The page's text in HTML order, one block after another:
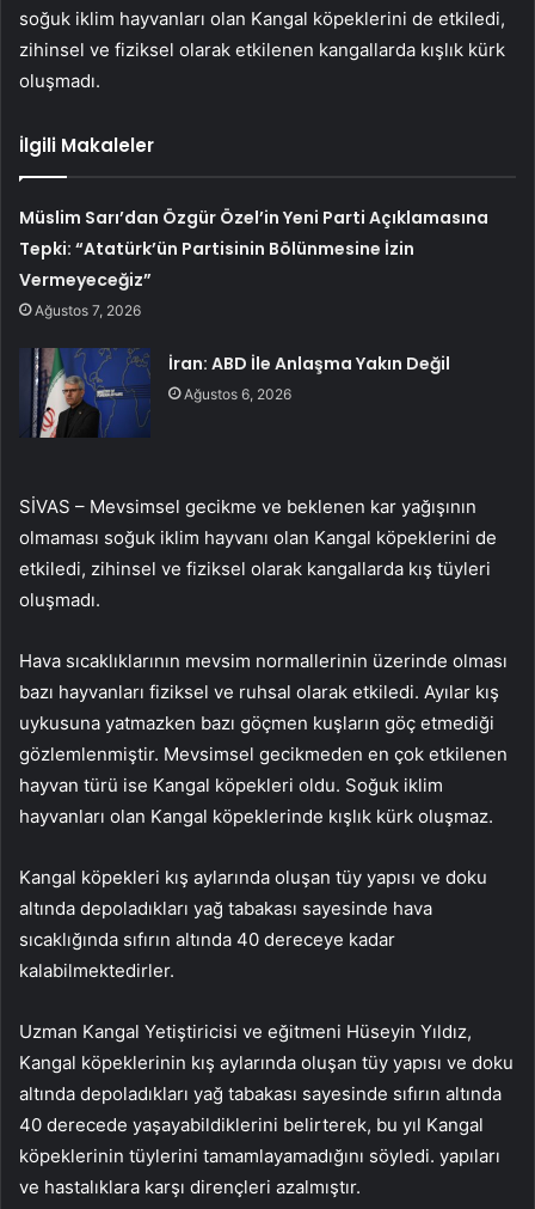
soğuk iklim hayvanları olan Kangal köpeklerini de etkiledi,
zihinsel ve fiziksel olarak etkilenen kangallarda kışlık kürk
oluşmadı.
İlgili Makaleler
Müslim Sarı’dan Özgür Özel’in Yeni Parti Açıklamasına
Tepki: “Atatürk’ün Partisinin Bölünmesine İzin
Vermeyeceğiz”
Ağustos 7, 2026
İran: ABD İle Anlaşma Yakın Değil
Ağustos 6, 2026
SİVAS – Mevsimsel gecikme ve beklenen kar yağışının
olmaması soğuk iklim hayvanı olan Kangal köpeklerini de
etkiledi, zihinsel ve fiziksel olarak kangallarda kış tüyleri
oluşmadı.
Hava sıcaklıklarının mevsim normallerinin üzerinde olması
bazı hayvanları fiziksel ve ruhsal olarak etkiledi. Ayılar kış
uykusuna yatmazken bazı göçmen kuşların göç etmediği
gözlemlenmiştir. Mevsimsel gecikmeden en çok etkilenen
hayvan türü ise Kangal köpekleri oldu. Soğuk iklim
hayvanları olan Kangal köpeklerinde kışlık kürk oluşmaz.
Kangal köpekleri kış aylarında oluşan tüy yapısı ve doku
altında depoladıkları yağ tabakası sayesinde hava
sıcaklığında sıfırın altında 40 dereceye kadar
kalabilmektedirler.
Uzman Kangal Yetiştiricisi ve eğitmeni Hüseyin Yıldız,
Kangal köpeklerinin kış aylarında oluşan tüy yapısı ve doku
altında depoladıkları yağ tabakası sayesinde sıfırın altında
40 derecede yaşayabildiklerini belirterek, bu yıl Kangal
köpeklerinin tüylerini tamamlayamadığını söyledi. yapıları
ve hastalıklara karşı dirençleri azalmıştır.